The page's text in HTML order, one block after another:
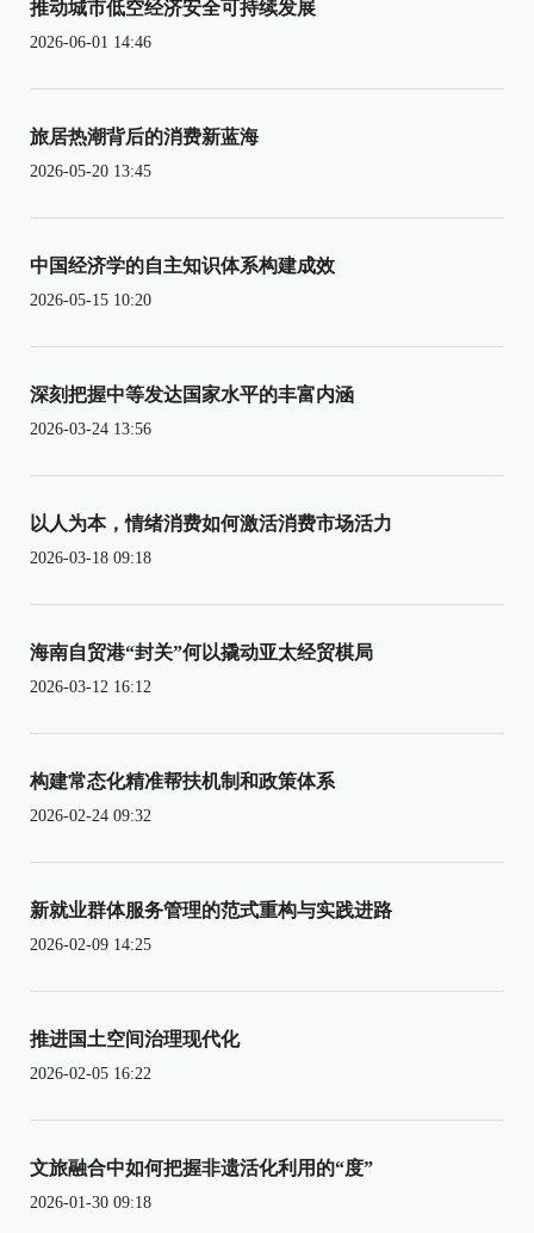
推动城市低空经济安全可持续发展
2026-06-01 14:46
旅居热潮背后的消费新蓝海
2026-05-20 13:45
中国经济学的自主知识体系构建成效
2026-05-15 10:20
深刻把握中等发达国家水平的丰富内涵
2026-03-24 13:56
以人为本，情绪消费如何激活消费市场活力
2026-03-18 09:18
海南自贸港“封关”何以撬动亚太经贸棋局
2026-03-12 16:12
构建常态化精准帮扶机制和政策体系
2026-02-24 09:32
新就业群体服务管理的范式重构与实践进路
2026-02-09 14:25
推进国土空间治理现代化
2026-02-05 16:22
文旅融合中如何把握非遗活化利用的“度”
2026-01-30 09:18